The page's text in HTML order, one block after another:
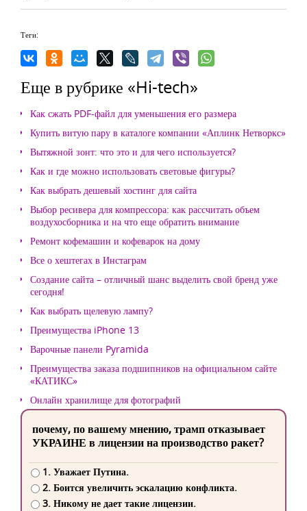
Теги:
Еще в рубрике «Hi-tech»
Как сжать PDF-файл для уменьшения его размера
Купить витую пару в каталоге компании «Аплинк Нетворкс»
Вытяжной зонт: что это и для чего используется?
Как и где можно использовать световые фигуры?
Как выбрать дешевый хостинг для сайта
Выбор ресивера для компрессора: как рассчитать объем
воздухосборника и на что еще обратить внимание
Ремонт кофемашин и кофеварок на дому
Все о хештегах в Инстаграм
Создание сайта – отличный шанс выделить свой бренд уже
сегодня!
Как выбрать щелевую лампу?
Преимущества iPhone 13
Варочные панели Pyramida
Преимущества заказа подшипников на официальном сайте
«КАТИКС»
Онлайн хранилище для фотографий
почему, по вашему мнению, трамп отказывает
УКРАИНЕ в лицензии на производство ракет?
1. Уважает Путина.
2. Боится увеличить эскалацию конфликта.
3. Никому не дает такие лицензии.